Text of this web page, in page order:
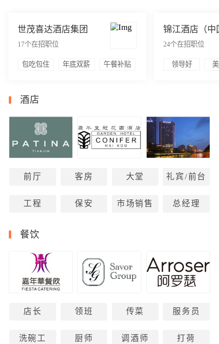
世茂喜达酒店集团
17个在招职位
包吃包住 年底双薪 午餐补贴
锦江酒店（中
24个在招职位
领导好
酒店
前厅 客房 大堂 礼宾/前台
工程 保安 市场销售 总经理
餐饮
店长 领班 传菜 服务员
洗碗工 厨师 调酒师 打荷